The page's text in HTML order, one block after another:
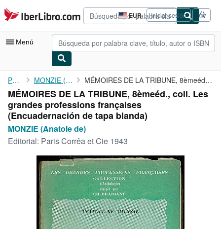
Pasar al contenido principal
IberLibro.com EUR
Preferencias
de
compra
del
Iniciar sesión
Menú
Mi cuenta
Consultar mis pedidos
Búsqueda avanzada
Colecciones
Arte y coleccionismo
Vendedores
Comenzar a vender
Portada MONZIE (Anatole de) MÉMOIRES DE LA TRIBUNE, 8èmeéd., coll. Les grandes professions ...
MÉMOIRES DE LA TRIBUNE, 8èmeéd., coll. Les
grandes professions françaises
(Encuadernación de tapa blanda)
MONZIE (Anatole de)
Editorial: Paris Corrêa et Cie 1943